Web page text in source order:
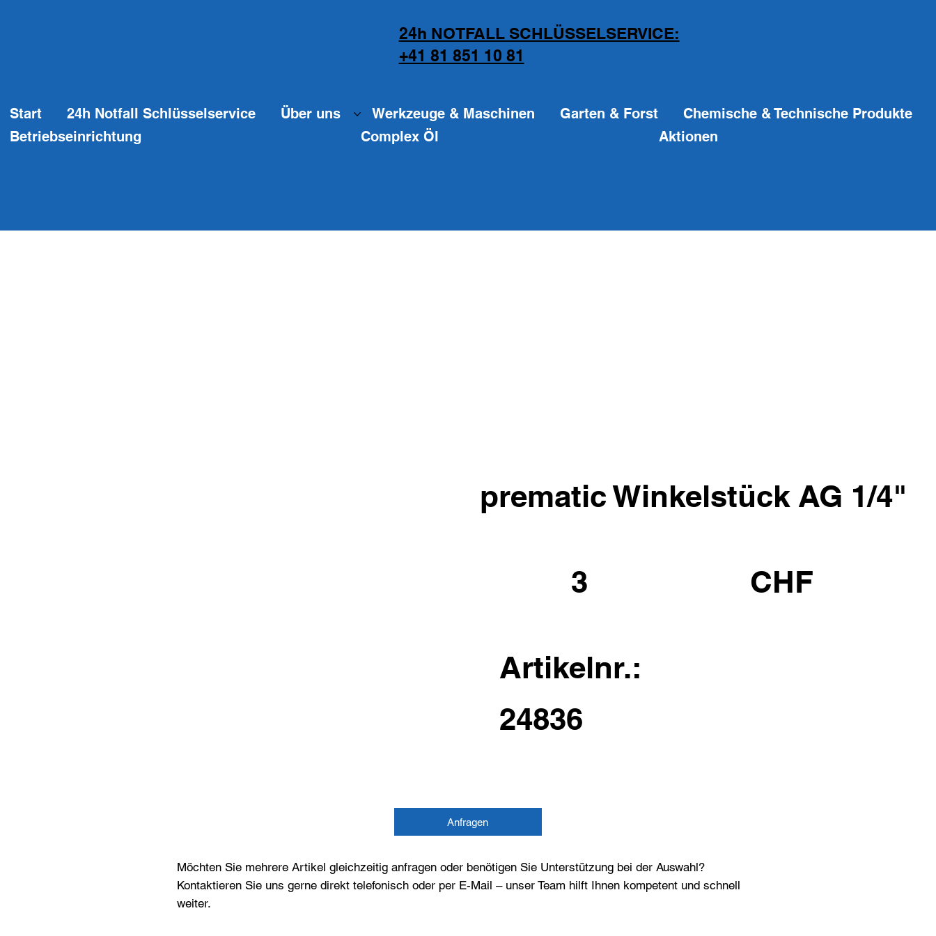
24h NOTFALL SCHLÜSSELSERVICE:
+41 81 851 10 81
Start 24h Notfall Schlüsselservice Über uns Werkzeuge & Maschinen Garten & Forst
Chemische & Technische Produkte
Betriebseinrichtung
Complex Öl Aktionen
prematic Winkelstück AG 1/4"
3 CHF
Artikelnr.:
24836
Anfragen
Möchten Sie mehrere Artikel gleichzeitig anfragen oder benötigen Sie Unterstützung bei der Auswahl?
Kontaktieren Sie uns gerne direkt telefonisch oder per E-Mail – unser Team hilft Ihnen kompetent und schnell
weiter.